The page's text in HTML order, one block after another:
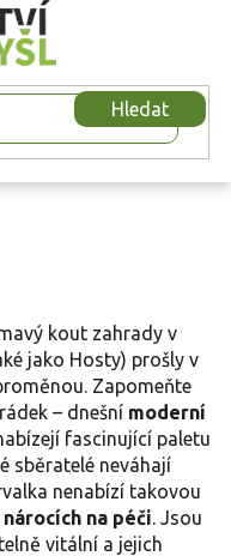
Hledat
kout zahrady v
jako Hosty) prošly v
Zapomeňte
– dnešní moderní
fascinující paletu
sběratelé neváhají
nenabízí takovou
na péči . Jsou
vitální a jejich